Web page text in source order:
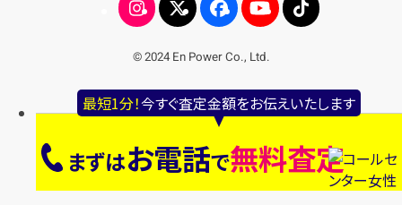
最短1分！今すぐ査定金額をお伝えいたします
まずはお電話で無料査定
© 2024 En Power Co., Ltd.